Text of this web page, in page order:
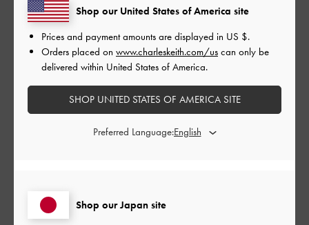
品質
とてもよかった
もっと見る
このレビューは役に立ちましたか？
ご利用者様
Shop our Japan site
Shop our United States of America site
Prices and payment amounts are displayed in US $.
Orders placed on www.charleskeith.com/us can only be
delivered within United States of America.
SHOP UNITED STATES OF AMERICA SITE
Preferred Language: